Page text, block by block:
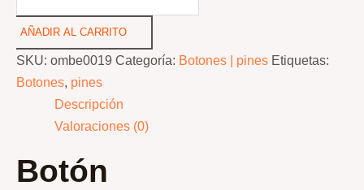
personalizable
cantidad
AÑADIR AL CARRITO
SKU: ombe0019 Categoría: Botones | pines Etiquetas:
Botones, pines
Descripción
Valoraciones (0)
Botón